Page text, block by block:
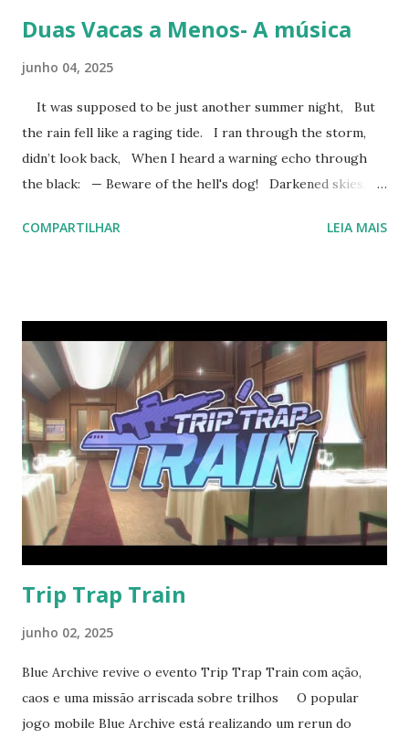
Duas Vacas a Menos- A música
junho 04, 2025
It was supposed to be just another summer night, But
the rain fell like a raging tide. I ran through the storm,
didn’t look back, When I heard a warning echo through
the black: — Beware of the hell's dog! Darkened skies,
crosses, forgotten myths, Two cows down… and
land. My daughter’s crying, fear in her eyes, Something
in the barn swallowed the night. Grabbed my axe, called
my pack, Stepped into the dark, no turning back.
Werewolf or chupacabra? Who takes the crown? The
beast rose up, ready to strike down. My fear turned fire...
COMPARTILHAR LEIA MAIS
Trip Trap Train
junho 02, 2025
Blue Archive revive o evento Trip Trap Train com ação,
caos e uma missão arriscada sobre trilhos O popular
jogo mobile Blue Archive está realizando um rerun do